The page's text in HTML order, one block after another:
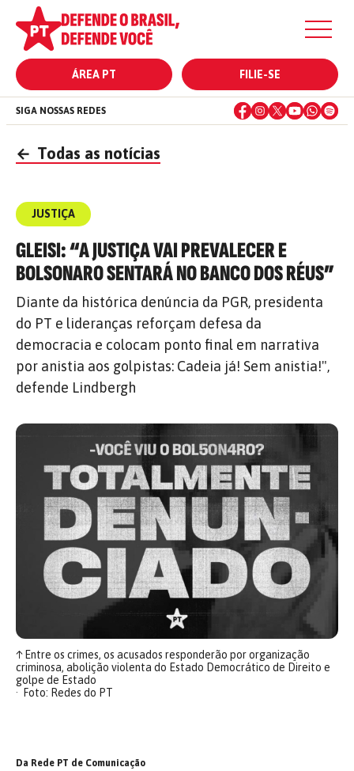
ÁREA PT FILIE-SE
SIGA NOSSAS REDES
← Todas as notícias
JUSTIÇA
GLEISI: “A JUSTIÇA VAI PREVALECER E
BOLSONARO SENTARÁ NO BANCO DOS RÉUS”
Diante da histórica denúncia da PGR, presidenta
do PT e lideranças reforçam defesa da
democracia e colocam ponto final em narrativa
por anistia aos golpistas: Cadeia já! Sem anistia!",
defende Lindbergh
↑Entre os crimes, os acusados responderão por organização
criminosa, abolição violenta do Estado Democrático de Direito e
golpe de Estado
Foto: Redes do PT
Da Rede PT de Comunicação